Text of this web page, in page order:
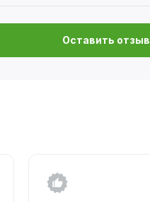
Оставить отзыв